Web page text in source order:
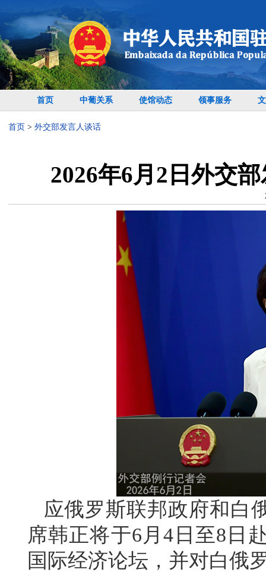
首页 中葡关系 使馆动态 领事服务
首页 > 外交部发言人谈话
2026年6月2日外交
应俄罗斯联邦政府和白
席韩正将于6月4日至8日
国际经济论坛，并对白俄